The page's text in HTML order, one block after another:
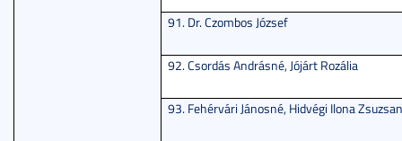
91. Dr. Czombos József
92. Csordás Andrásné, Jójárt Rozália
93. Fehérvári Jánosné, Hidvégi Ilona